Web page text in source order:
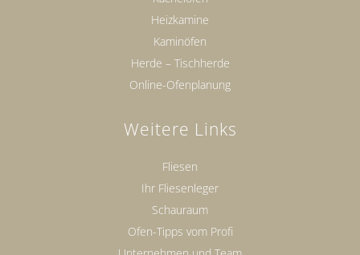
Heizkamine
Kaminöfen
Herde – Tischherde
Online-Ofenplanung
Weitere Links
Fliesen
Ihr Fliesenleger
Schauraum
Ofen-Tipps vom Profi